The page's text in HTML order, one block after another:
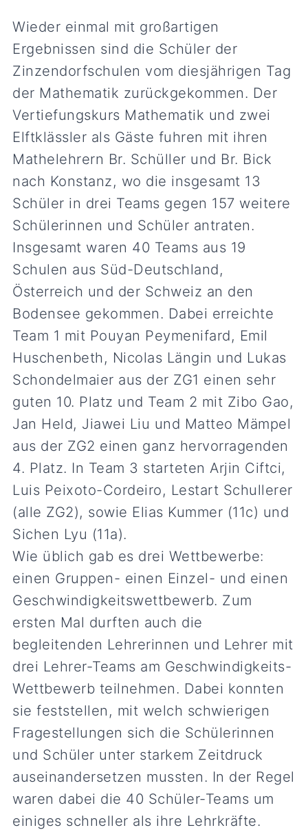
Wieder einmal mit großartigen
Ergebnissen sind die Schüler der
Zinzendorfschulen vom diesjährigen Tag
der Mathematik zurückgekommen. Der
Vertiefungskurs Mathematik und zwei
Elftklässler als Gäste fuhren mit ihren
Mathelehrern Br. Schüller und Br. Bick
nach Konstanz, wo die insgesamt 13
Schüler in drei Teams gegen 157 weitere
Schülerinnen und Schüler antraten.
Insgesamt waren 40 Teams aus 19
Schulen aus Süd-Deutschland,
Österreich und der Schweiz an den
Bodensee gekommen. Dabei erreichte
Team 1 mit Pouyan Peymenifard, Emil
Huschenbeth, Nicolas Längin und Lukas
Schondelmaier aus der ZG1 einen sehr
guten 10. Platz und Team 2 mit Zibo Gao,
Jan Held, Jiawei Liu und Matteo Mämpel
aus der ZG2 einen ganz hervorragenden
4. Platz. In Team 3 starteten Arjin Ciftci,
Luis Peixoto-Cordeiro, Lestart Schullerer
(alle ZG2), sowie Elias Kummer (11c) und
Sichen Lyu (11a).
Wie üblich gab es drei Wettbewerbe:
einen Gruppen- einen Einzel- und einen
Geschwindigkeitswettbewerb. Zum
ersten Mal durften auch die
begleitenden Lehrerinnen und Lehrer mit
drei Lehrer-Teams am Geschwindigkeits-
Wettbewerb teilnehmen. Dabei konnten
sie feststellen, mit welch schwierigen
Fragestellungen sich die Schülerinnen
und Schüler unter starkem Zeitdruck
auseinandersetzen mussten. In der Regel
waren dabei die 40 Schüler-Teams um
einiges schneller als ihre Lehrkräfte.